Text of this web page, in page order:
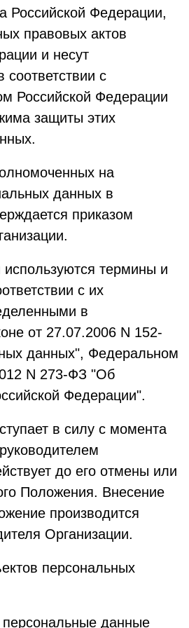
Российской Федерации,
правовых актов
и несут
соответствии с
Российской Федерации
защиты этих
на
данных в
приказом
термины и
с их
в
от 27.07.2006 N 152-
данных", Федеральном
N 273-ФЗ "Об
Федерации".
в силу с момента
до его отмены или
Положения. Внесение
производится
Организации.
персональных
данные